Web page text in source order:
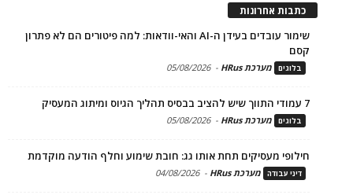
כתבות אחרונות
שימור עובדים בעידן ה-AI והאי-וודאות: למה פיטורים הם לא פתרון
קסם
בלוגים מערכת HRus -
05/08/2026
7 עמודי התווך שיש להציב בבסיס תהליך הגיוס ומיתוג המעסיק
בלוגים מערכת HRus -
05/08/2026
חילופי מעסיקים תחת אותו גג: חובת שימוע וחלף הודעה מוקדמת
דיני עבודה מערכת HRus -
04/08/2026